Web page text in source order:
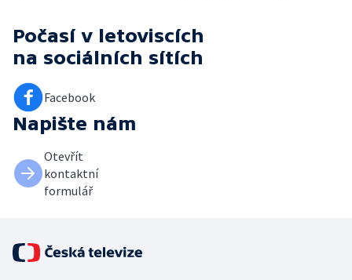
Počasí v letoviscích
na sociálních sítích
Facebook
Napište nám
Otevřít
kontaktní
formulář